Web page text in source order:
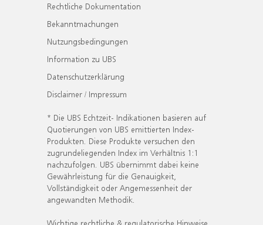
Rechtliche Dokumentation
Bekanntmachungen
Nutzungsbedingungen
Information zu UBS
Datenschutzerklärung
Disclaimer / Impressum
* Die UBS Echtzeit- Indikationen basieren auf
Quotierungen von UBS emittierten Index-
Produkten. Diese Produkte versuchen den
zugrundeliegenden Index im Verhältnis 1:1
nachzufolgen. UBS übernimmt dabei keine
Gewährleistung für die Genauigkeit,
Vollständigkeit oder Angemessenheit der
angewandten Methodik.